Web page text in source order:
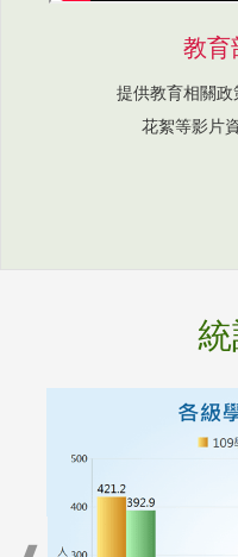
教育
提供教育相關
花絮等影片